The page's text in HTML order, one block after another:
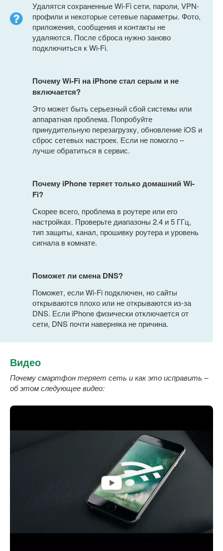
Удалятся сохраненные Wi-Fi сети, пароли, VPN-
профили и некоторые сетевые параметры. Фото,
приложения, сообщения и контакты не
удаляются. После сброса нужно заново
подключиться к Wi-Fi.
Почему Wi-Fi на iPhone стал серым и не
включается?
Это может быть серьезный сбой системы или
аппаратная проблема. Попробуйте
принудительную перезагрузку, обновление iOS и
сброс сетевых настроек. Если не помогло –
лучше обратиться в сервис.
Почему iPhone теряет только домашний Wi-
Fi?
Скорее всего, проблема в роутере или его
настройках. Проверьте диапазоны 2.4 и 5 ГГц,
тип защиты, канал, прошивку роутера и уровень
сигнала в комнате.
Поможет ли смена DNS?
Поможет, если Wi-Fi подключен, но сайты
открываются плохо или не открываются из-за
DNS. Если iPhone физически отключается от
сети, DNS почти наверняка не причина.
Видео
Почему смартфон теряет сеть и как это исправить –
об этом следующее видео: